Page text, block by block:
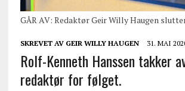
GÅR AV: Redaktør Geir Willy Haugen
SKREVET AV GEIR WILLY HAUGEN 31. MAI
Rolf-Kenneth Hanssen takker
redaktør for følget.